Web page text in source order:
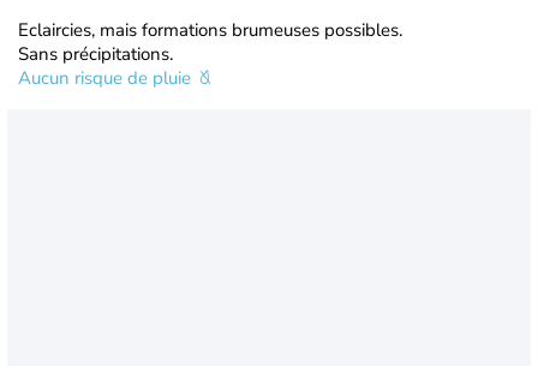
Eclaircies, mais formations brumeuses possibles.
Sans précipitations.
Aucun risque de pluie